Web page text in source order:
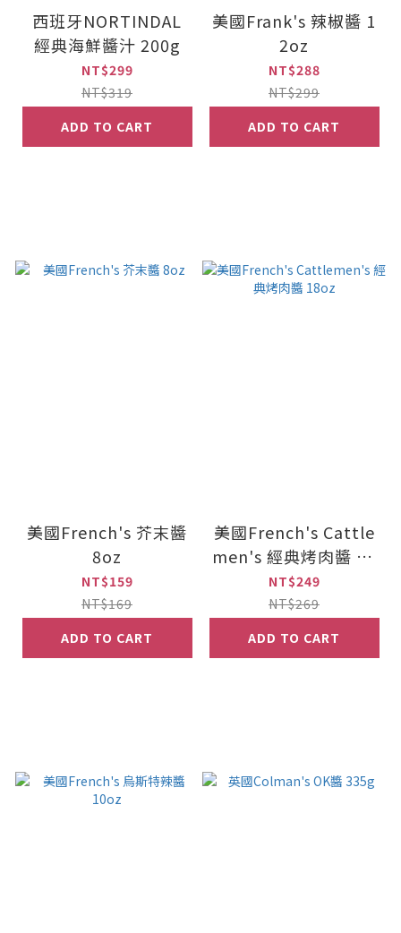
西班牙NORTINDAL
經典海鮮醬汁 200g
NT$299
NT$319
ADD TO CART
美國Frank's 辣椒醬 1
2oz
NT$288
NT$299
ADD TO CART
美國French's 芥末醬
8oz
NT$159
NT$169
ADD TO CART
美國French's Cattle
men's 經典烤肉醬 18
oz
NT$249
NT$269
ADD TO CART